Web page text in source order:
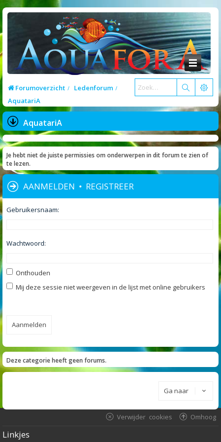
Forumoverzicht
Ledenforum
AquatariA
AquatariA
Je hebt niet de juiste permissies om onderwerpen in dit forum te zien of
te lezen.
AANMELDEN • REGISTREER
Gebruikersnaam:
Wachtwoord:
Onthouden
Mij deze sessie niet weergeven in de lijst met online gebruikers
Deze categorie heeft geen forums.
Ga naar
Omhoog
Verwijder cookies
Linkjes